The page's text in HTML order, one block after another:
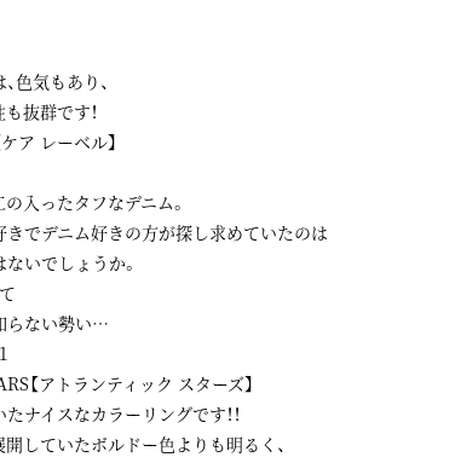
色気もあり、
抜群です！
ア レーベル】
入ったタフなデニム。
きでデニム好きの方が探し求めていたのは
いでしょうか。
らない勢い…
【アトランティック スターズ】
ナイスなカラーリングです！！
していたボルドー色よりも明るく、